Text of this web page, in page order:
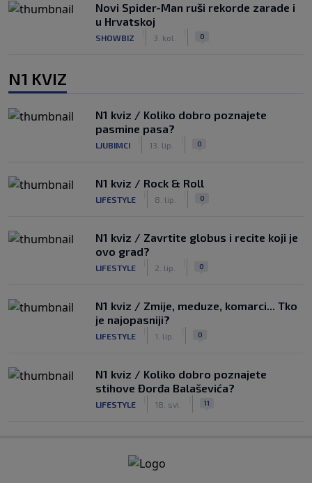
Novi Spider-Man ruši rekorde zarade i
u Hrvatskoj
SHOWBIZ 3. kol. 0
N1 KVIZ
N1 kviz / Koliko dobro poznajete
pasmine pasa?
LJUBIMCI 13. lip. 0
N1 kviz / Rock & Roll
LIFESTYLE 8. lip. 0
N1 kviz / Zavrtite globus i recite koji je
ovo grad?
LIFESTYLE 2. lip. 0
N1 kviz / Zmije, meduze, komarci... Tko
je najopasniji?
LIFESTYLE 1. lip. 0
N1 kviz / Koliko dobro poznajete
stihove Đorđa Balaševića?
LIFESTYLE 18. svi. 11